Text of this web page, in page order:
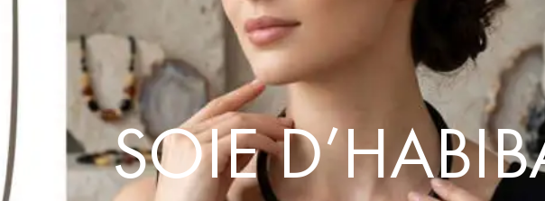
COCKTAIL
AQUA
JE T’AIME HABIBA
ROMANCIA
HARMONIA
SOIE